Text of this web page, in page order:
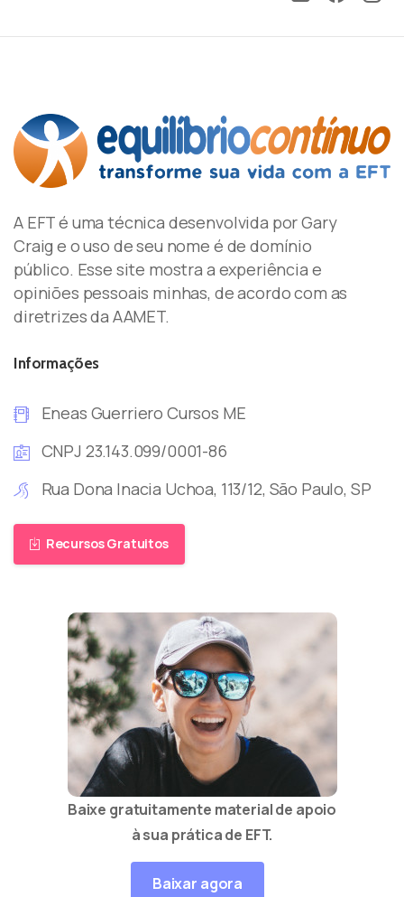
A EFT é uma técnica desenvolvida por Gary
Craig e o uso de seu nome é de domínio
público. Esse site mostra a experiência e
opiniões pessoais minhas, de acordo com as
diretrizes da AAMET.
Informações
Eneas Guerriero Cursos ME
CNPJ 23.143.099/0001-86
Rua Dona Inacia Uchoa, 113/12, São Paulo, SP
Recursos Gratuitos
Baixe gratuitamente material de apoio
à sua prática de EFT.
Baixar agora